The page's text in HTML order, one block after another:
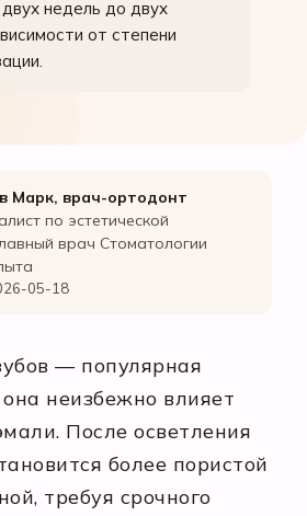
недель до двух
от степени
Марк, врач-ортодонт
по эстетической
врач Стоматологии
05-18
— популярная
неизбежно влияет
После осветления
более пористой
требуя срочного